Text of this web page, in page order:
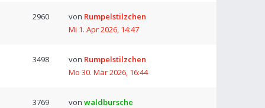
2960 von Rumpelstilzchen
Mi 1. Apr 2026, 14:47
3498 von Rumpelstilzchen
Mo 30. Mär 2026, 16:44
3769 von waldbursche